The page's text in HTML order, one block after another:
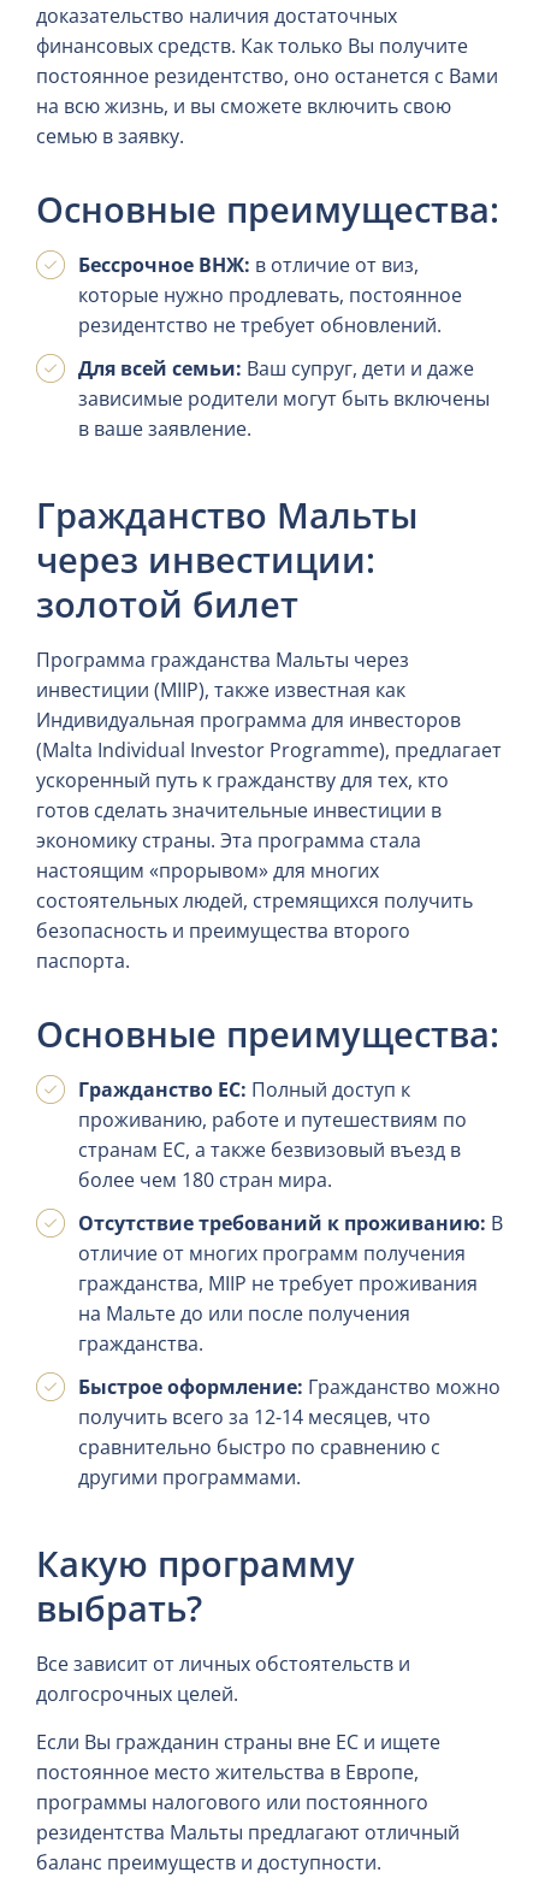
доказательство наличия достаточных
финансовых средств. Как только Вы получите
постоянное резидентство, оно останется с Вами
на всю жизнь, и вы сможете включить свою
семью в заявку.
Основные преимущества:
Бессрочное ВНЖ: в отличие от виз,
которые нужно продлевать, постоянное
резидентство не требует обновлений.
Для всей семьи: Ваш супруг, дети и даже
зависимые родители могут быть включены
в ваше заявление.
Гражданство Мальты
через инвестиции:
золотой билет
Программа гражданства Мальты через
инвестиции (MIIP), также известная как
Индивидуальная программа для инвесторов
(Malta Individual Investor Programme), предлагает
ускоренный путь к гражданству для тех, кто
готов сделать значительные инвестиции в
экономику страны. Эта программа стала
настоящим «прорывом» для многих
состоятельных людей, стремящихся получить
безопасность и преимущества второго
паспорта.
Основные преимущества:
Гражданство ЕС: Полный доступ к
проживанию, работе и путешествиям по
странам ЕС, а также безвизовый въезд в
более чем 180 стран мира.
Отсутствие требований к проживанию: В
отличие от многих программ получения
гражданства, MIIP не требует проживания
на Мальте до или после получения
гражданства.
Быстрое оформление: Гражданство можно
получить всего за 12-14 месяцев, что
сравнительно быстро по сравнению с
другими программами.
Какую программу
выбрать?
Все зависит от личных обстоятельств и
долгосрочных целей.
Если Вы гражданин страны вне ЕС и ищете
постоянное место жительства в Европе,
программы налогового или постоянного
резидентства Мальты предлагают отличный
баланс преимуществ и доступности.